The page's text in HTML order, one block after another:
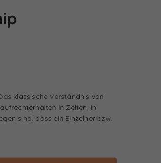
klassische Verständnis von
in Zeiten, in
sind, dass ein Einzelner bzw.